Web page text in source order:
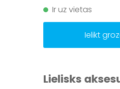
Ir uz vietas
Ielikt
Lielisks